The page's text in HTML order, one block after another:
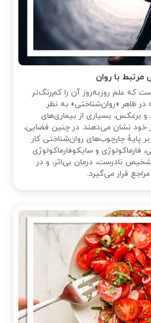
با روان
که علم روزبه‌روز آن را کم‌رنگ‌تر
در ظاهر «روان‌شناختی» به نظر
برعکس، بسیاری از بیماری‌های
خود نشان می‌دهند. در چنین فضایی،
پایهٔ چارچوب‌های روان‌شناختی کار
و سایکوفارماکولوژی
نادرست، درمان بی‌اثر، و در
قرار می‌گیرد.